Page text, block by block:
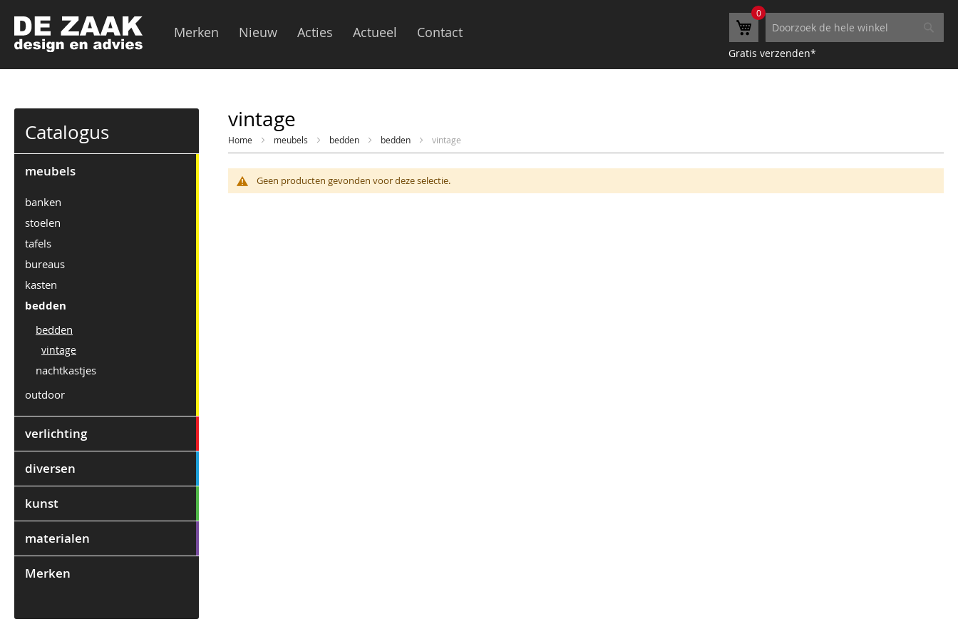
Search
Winkelwagen
0
Gratis verzenden*
Merken Nieuw Acties Actueel Contact
vintage
Home meubels bedden bedden vintage
Geen producten gevonden voor deze selectie.
Catalogus
meubels
banken
stoelen
tafels
bureaus
kasten
bedden
bedden
vintage
nachtkastjes
outdoor
verlichting
diversen
kunst
materialen
Merken